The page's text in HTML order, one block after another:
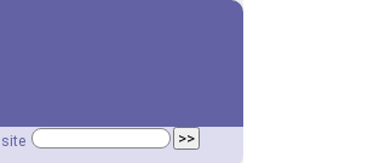
site